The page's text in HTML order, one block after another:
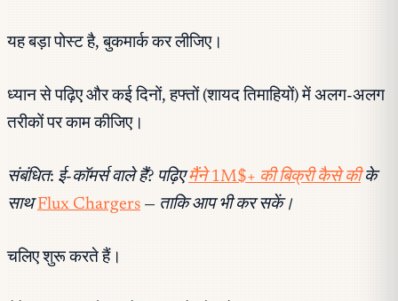
यह बड़ा पोस्ट है, बुकमार्क कर लीजिए।
ध्यान से पढ़िए और कई दिनों, हफ्तों (शायद तिमाहियों) में अलग-अलग
तरीकों पर काम कीजिए।
संबंधित: ई-कॉमर्स वाले हैं? पढ़िए मैंने 1M$+ की बिक्री कैसे की के
साथ Flux Chargers — ताकि आप भी कर सकें।
चलिए शुरू करते हैं।